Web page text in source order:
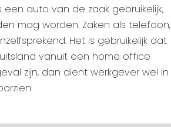
een auto van de zaak gebruikelijk,
mag worden. Zaken als telefoon,
Het is gebruikelijk dat
vanuit een home office
zijn, dan dient werkgever wel in